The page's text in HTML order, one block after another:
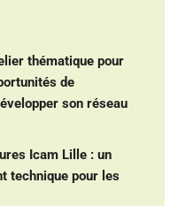
thématique pour
de
son réseau
Icam Lille : un
technique pour les